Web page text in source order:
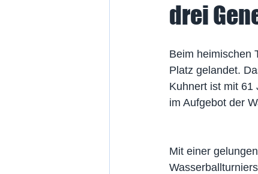
drei
Beim heimischen
Platz gelandet.
Kuhnert ist mit 61
im Aufgebot der
Mit einer